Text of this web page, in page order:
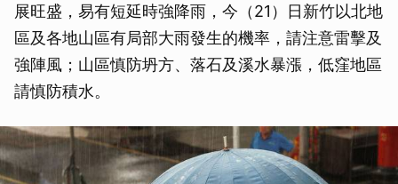
展旺盛，易有短延時強降雨，今（21）日新竹以北地
區及各地山區有局部大雨發生的機率，請注意雷擊及
強陣風；山區慎防坍方、落石及溪水暴漲，低窪地區
請慎防積水。